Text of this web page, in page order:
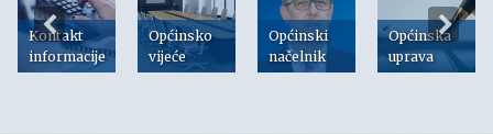
Kontakt
informacije
Općinsko
vijeće
Općinski
načelnik
Općinska
uprava